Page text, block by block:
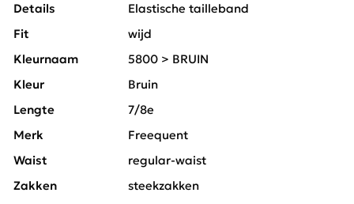
Details
Elastische tailleband
Fit
wijd
Kleurnaam
5800 > BRUIN
Kleur
Bruin
Lengte
7/8e
Merk
Freequent
Waist
regular-waist
Zakken
steekzakken